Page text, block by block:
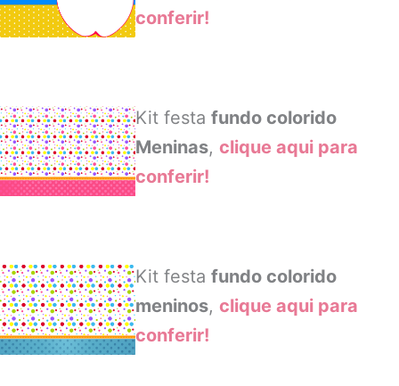
conferir!
Kit festafundo colorido
Meninas,clique aqui para
conferir!
Kit festafundo colorido
meninos,clique aqui para
conferir!